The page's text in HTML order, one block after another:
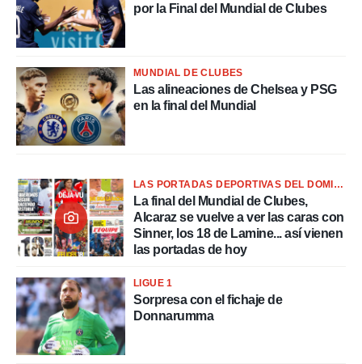
por la Final del Mundial de Clubes
MUNDIAL DE CLUBES
Las alineaciones de Chelsea y PSG
en la final del Mundial
LAS PORTADAS DEPORTIVAS DEL DOMINGO 13
La final del Mundial de Clubes,
Alcaraz se vuelve a ver las caras con
Sinner, los 18 de Lamine... así vienen
las portadas de hoy
LIGUE 1
Sorpresa con el fichaje de
Donnarumma